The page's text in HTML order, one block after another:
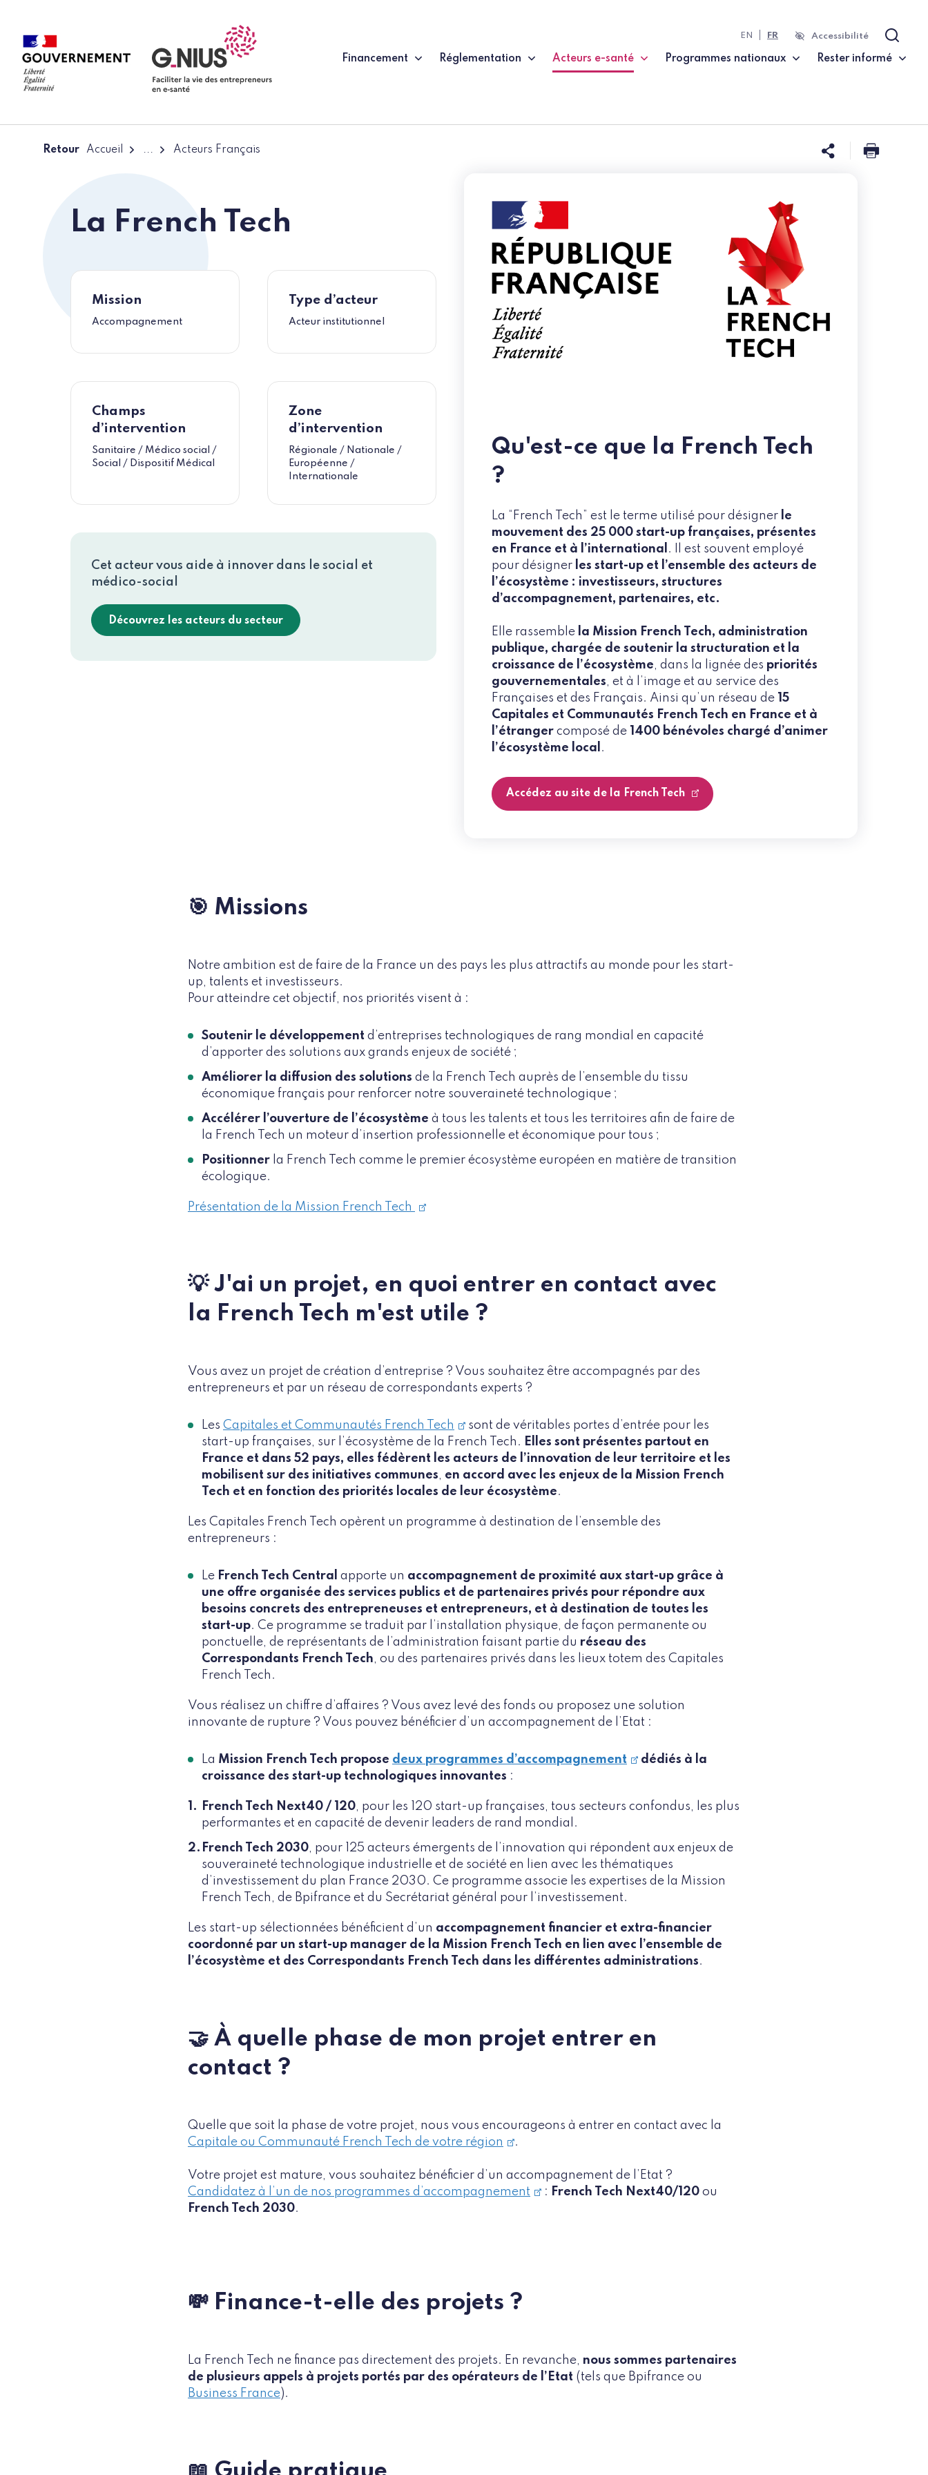
Financement Réglementation
Acteurs e-santé
(page courante)
Programmes nationaux Rester informé
EN FR Accessibilité
Retour Accueil ... Acteurs Français Partager
La French Tech
Mission
Accompagnement
Type d’acteur
Acteur institutionnel
Champs
d’intervention
Sanitaire / Médico social /
Social / Dispositif Médical
Zone
d’intervention
Régionale / Nationale /
Européenne /
Internationale
Cet acteur vous aide à innover dans le social et
médico-social
Découvrez les acteurs du secteur
Qu'est-ce que la French Tech
?
La “French Tech” est le terme utilisé pour désigner le
mouvement des 25 000 start-up françaises, présentes
en France et à l’international . Il est souvent employé
pour désigner les start-up et l’ensemble des acteurs de
l’écosystème : investisseurs, structures
d’accompagnement, partenaires, etc.
Elle rassemble la Mission French Tech, administration
publique, chargée de soutenir la structuration et la
croissance de l’écosystème, dans la lignée des priorités
gouvernementales, et à l’image et au service des
Françaises et des Français. Ainsi qu’un réseau de 15
Capitales et Communautés French Tech en France et à
l’étranger composé de 1400 bénévoles chargé d’animer
l’écosystème local .
Accédez au site de la French Tech
🎯 Missions
Notre ambition est de faire de la France un des pays les plus attractifs au monde pour les start-
up, talents et investisseurs.
Pour atteindre cet objectif, nos priorités visent à :
Soutenir le développement d’entreprises technologiques de rang mondial en capacité
d’apporter des solutions aux grands enjeux de société ;
Améliorer la diffusion des solutions de la French Tech auprès de l’ensemble du tissu
économique français pour renforcer notre souveraineté technologique ;
Accélérer l’ouverture de l’écosystème à tous les talents et tous les territoires afin de faire de
la French Tech un moteur d’insertion professionnelle et économique pour tous ;
Positionner la French Tech comme le premier écosystème européen en matière de transition
écologique.
Présentation de la Mission French Tech
💡 J'ai un projet, en quoi entrer en contact avec
la French Tech m'est utile ?
Vous avez un projet de création d’entreprise ? Vous souhaitez être accompagnés par des
entrepreneurs et par un réseau de correspondants experts ?
Les Capitales et Communautés French Tech
sont de véritables portes d’entrée pour les
start-up françaises, sur l’écosystème de la French Tech. Elles sont présentes partout en
France et dans 52 pays, elles fédèrent les acteurs de l’innovation de leur territoire et les
mobilisent sur des initiatives communes, en accord avec les enjeux de la Mission French
Tech et en fonction des priorités locales de leur écosystème.
Les Capitales French Tech opèrent un programme à destination de l’ensemble des
entrepreneurs :
Le French Tech Central apporte un accompagnement de proximité aux start-up grâce à
une offre organisée des services publics et de partenaires privés pour répondre aux
besoins concrets des entrepreneuses et entrepreneurs, et à destination de toutes les
start-up. Ce programme se traduit par l’installation physique, de façon permanente ou
ponctuelle, de représentants de l’administration faisant partie du réseau des
Correspondants French Tech, ou des partenaires privés dans les lieux totem des Capitales
French Tech.
Vous réalisez un chiffre d’affaires ? Vous avez levé des fonds ou proposez une solution
innovante de rupture ? Vous pouvez bénéficier d’un accompagnement de l’Etat :
La Mission French Tech propose deux programmes d’accompagnement
dédiés à la
croissance des start-up technologiques innovantes :
French Tech Next40 / 120, pour les 120 start-up françaises, tous secteurs confondus, les plus
performantes et en capacité de devenir leaders de rand mondial.
French Tech 2030, pour 125 acteurs émergents de l’innovation qui répondent aux enjeux de
souveraineté technologique industrielle et de société en lien avec les thématiques
d’investissement du plan France 2030. Ce programme associe les expertises de la Mission
French Tech, de Bpifrance et du Secrétariat général pour l’investissement.
Les start-up sélectionnées bénéficient d’un accompagnement financier et extra-financier
coordonné par un start-up manager de la Mission French Tech en lien avec l’ensemble de
l’écosystème et des Correspondants French Tech dans les différentes administrations.
🤝 À quelle phase de mon projet entrer en
contact ?
Quelle que soit la phase de votre projet, nous vous encourageons à entrer en contact avec la
Capitale ou Communauté French Tech de votre région
.
Votre projet est mature, vous souhaitez bénéficier d’un accompagnement de l’Etat ?
Candidatez à l’un de nos programmes d’accompagnement
: French Tech Next40/120 ou
French Tech 2030.
💸 Finance-t-elle des projets ?
La French Tech ne finance pas directement des projets. En revanche, nous sommes partenaires
de plusieurs appels à projets portés par des opérateurs de l’Etat (tels que Bpifrance ou
Business France).